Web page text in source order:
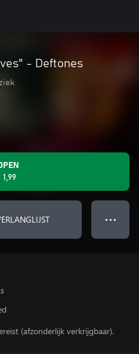
- Deftones
1,99
● ● ●
(afzonderlijk verkrijgbaar).